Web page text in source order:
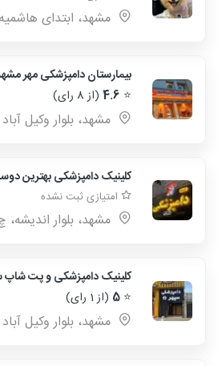
مشهد، ابتدای هاشمیه ۴ ...
بیمارستان دامپزشکی مهر
⭐
4.6 (از 8 رای)
مشهد، بلوار وکیل
کلینیک دامپزشکی بهترین
امتیازی ثبت نشده
مشهد، بلوار
کلینیک دامپزشکی و پت شاپ
⭐
5 (از 1 رای)
مشهد، بلوار وکیل